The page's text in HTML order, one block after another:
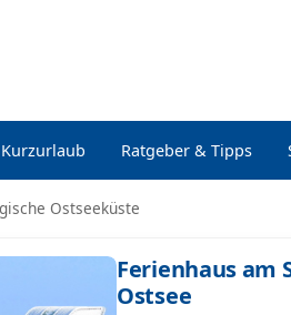
Kurzurlaub Ratgeber & Tipps
Ostseeküste
Ferienhaus am
Ostsee